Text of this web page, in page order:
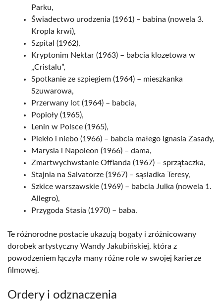
Parku,
Świadectwo urodzenia (1961) – babina (nowela 3.
Kropla krwi),
Szpital (1962),
Kryptonim Nektar (1963) – babcia klozetowa w
„Cristalu”,
Spotkanie ze szpiegiem (1964) – mieszkanka
Szuwarowa,
Przerwany lot (1964) – babcia,
Popioły (1965),
Lenin w Polsce (1965),
Piekło i niebo (1966) – babcia małego Ignasia Zasady,
Marysia i Napoleon (1966) – dama,
Zmartwychwstanie Offlanda (1967) – sprzątaczka,
Stajnia na Salvatorze (1967) – sąsiadka Teresy,
Szkice warszawskie (1969) – babcia Julka (nowela 1.
Allegro),
Przygoda Stasia (1970) – baba.
Te różnorodne postacie ukazują bogaty i zróżnicowany
dorobek artystyczny Wandy Jakubińskiej, która z
powodzeniem łączyła many różne role w swojej karierze
filmowej.
Ordery i odznaczenia